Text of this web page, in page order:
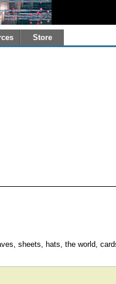
Store
sheets, hats, the world,